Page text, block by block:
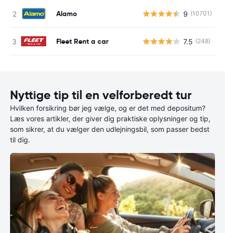
Alamo 9 (10701)
Fleet Rent a car 7.5 (248)
Nyttige tip til en velforberedt tur
Hvilken forsikring bør jeg vælge, og er det med depositum?
Læs vores artikler, der giver dig praktiske oplysninger og tip,
som sikrer, at du vælger den udlejningsbil, som passer bedst
til dig.